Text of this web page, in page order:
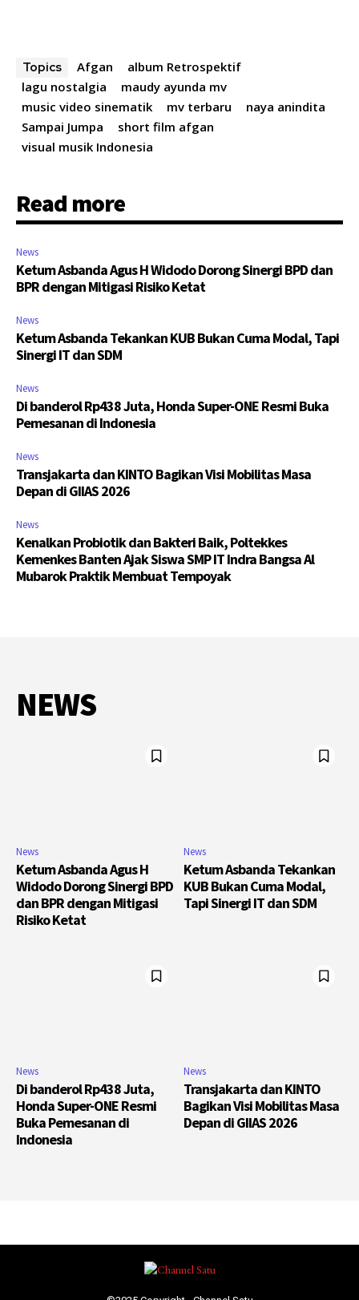
Topics Afgan
album Retrospektif
lagu nostalgia
maudy ayunda mv
music video sinematik
mv terbaru
naya anindita
Sampai Jumpa
short film afgan
visual musik Indonesia
Read more
News
Ketum Asbanda Agus H Widodo Dorong Sinergi BPD dan
BPR dengan Mitigasi Risiko Ketat
News
Ketum Asbanda Tekankan KUB Bukan Cuma Modal, Tapi
Sinergi IT dan SDM
News
Di banderol Rp438 Juta, Honda Super-ONE Resmi Buka
Pemesanan di Indonesia
News
Transjakarta dan KINTO Bagikan Visi Mobilitas Masa
Depan di GIIAS 2026
News
Kenalkan Probiotik dan Bakteri Baik, Poltekkes
Kemenkes Banten Ajak Siswa SMP IT Indra Bangsa Al
Mubarok Praktik Membuat Tempoyak
NEWS
News
Ketum Asbanda Agus H
Widodo Dorong Sinergi BPD
dan BPR dengan Mitigasi
Risiko Ketat
News
Ketum Asbanda Tekankan
KUB Bukan Cuma Modal,
Tapi Sinergi IT dan SDM
News
Di banderol Rp438 Juta,
Honda Super-ONE Resmi
Buka Pemesanan di
Indonesia
News
Transjakarta dan KINTO
Bagikan Visi Mobilitas Masa
Depan di GIIAS 2026